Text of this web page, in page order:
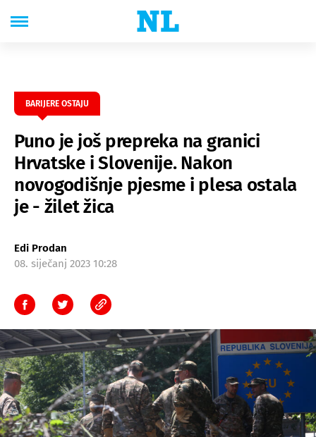
BARIJERE OSTAJU
Puno je još prepreka na granici
Hrvatske i Slovenije. Nakon
novogodišnje pjesme i plesa ostala
je - žilet žica
Edi Prodan
08. siječanj 2023 10:28